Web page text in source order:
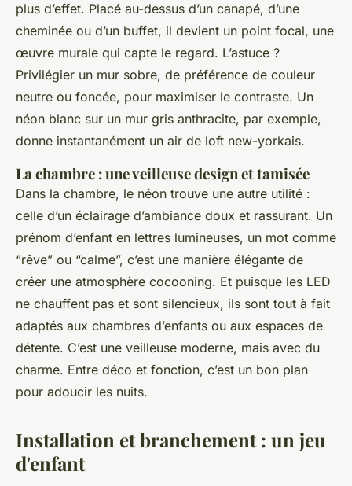
plus d’effet. Placé au-dessus d’un canapé, d’une
cheminée ou d’un buffet, il devient un point focal, une
œuvre murale qui capte le regard. L’astuce ?
Privilégier un mur sobre, de préférence de couleur
neutre ou foncée, pour maximiser le contraste. Un
néon blanc sur un mur gris anthracite, par exemple,
donne instantanément un air de loft new-yorkais.
La chambre : une veilleuse design et tamisée
Dans la chambre, le néon trouve une autre utilité :
celle d’un éclairage d’ambiance doux et rassurant. Un
prénom d’enfant en lettres lumineuses, un mot comme
“rêve” ou “calme”, c’est une manière élégante de
créer une atmosphère cocooning. Et puisque les LED
ne chauffent pas et sont silencieux, ils sont tout à fait
adaptés aux chambres d’enfants ou aux espaces de
détente. C’est une veilleuse moderne, mais avec du
charme. Entre déco et fonction, c’est un bon plan
pour adoucir les nuits.
Installation et branchement : un jeu
d'enfant